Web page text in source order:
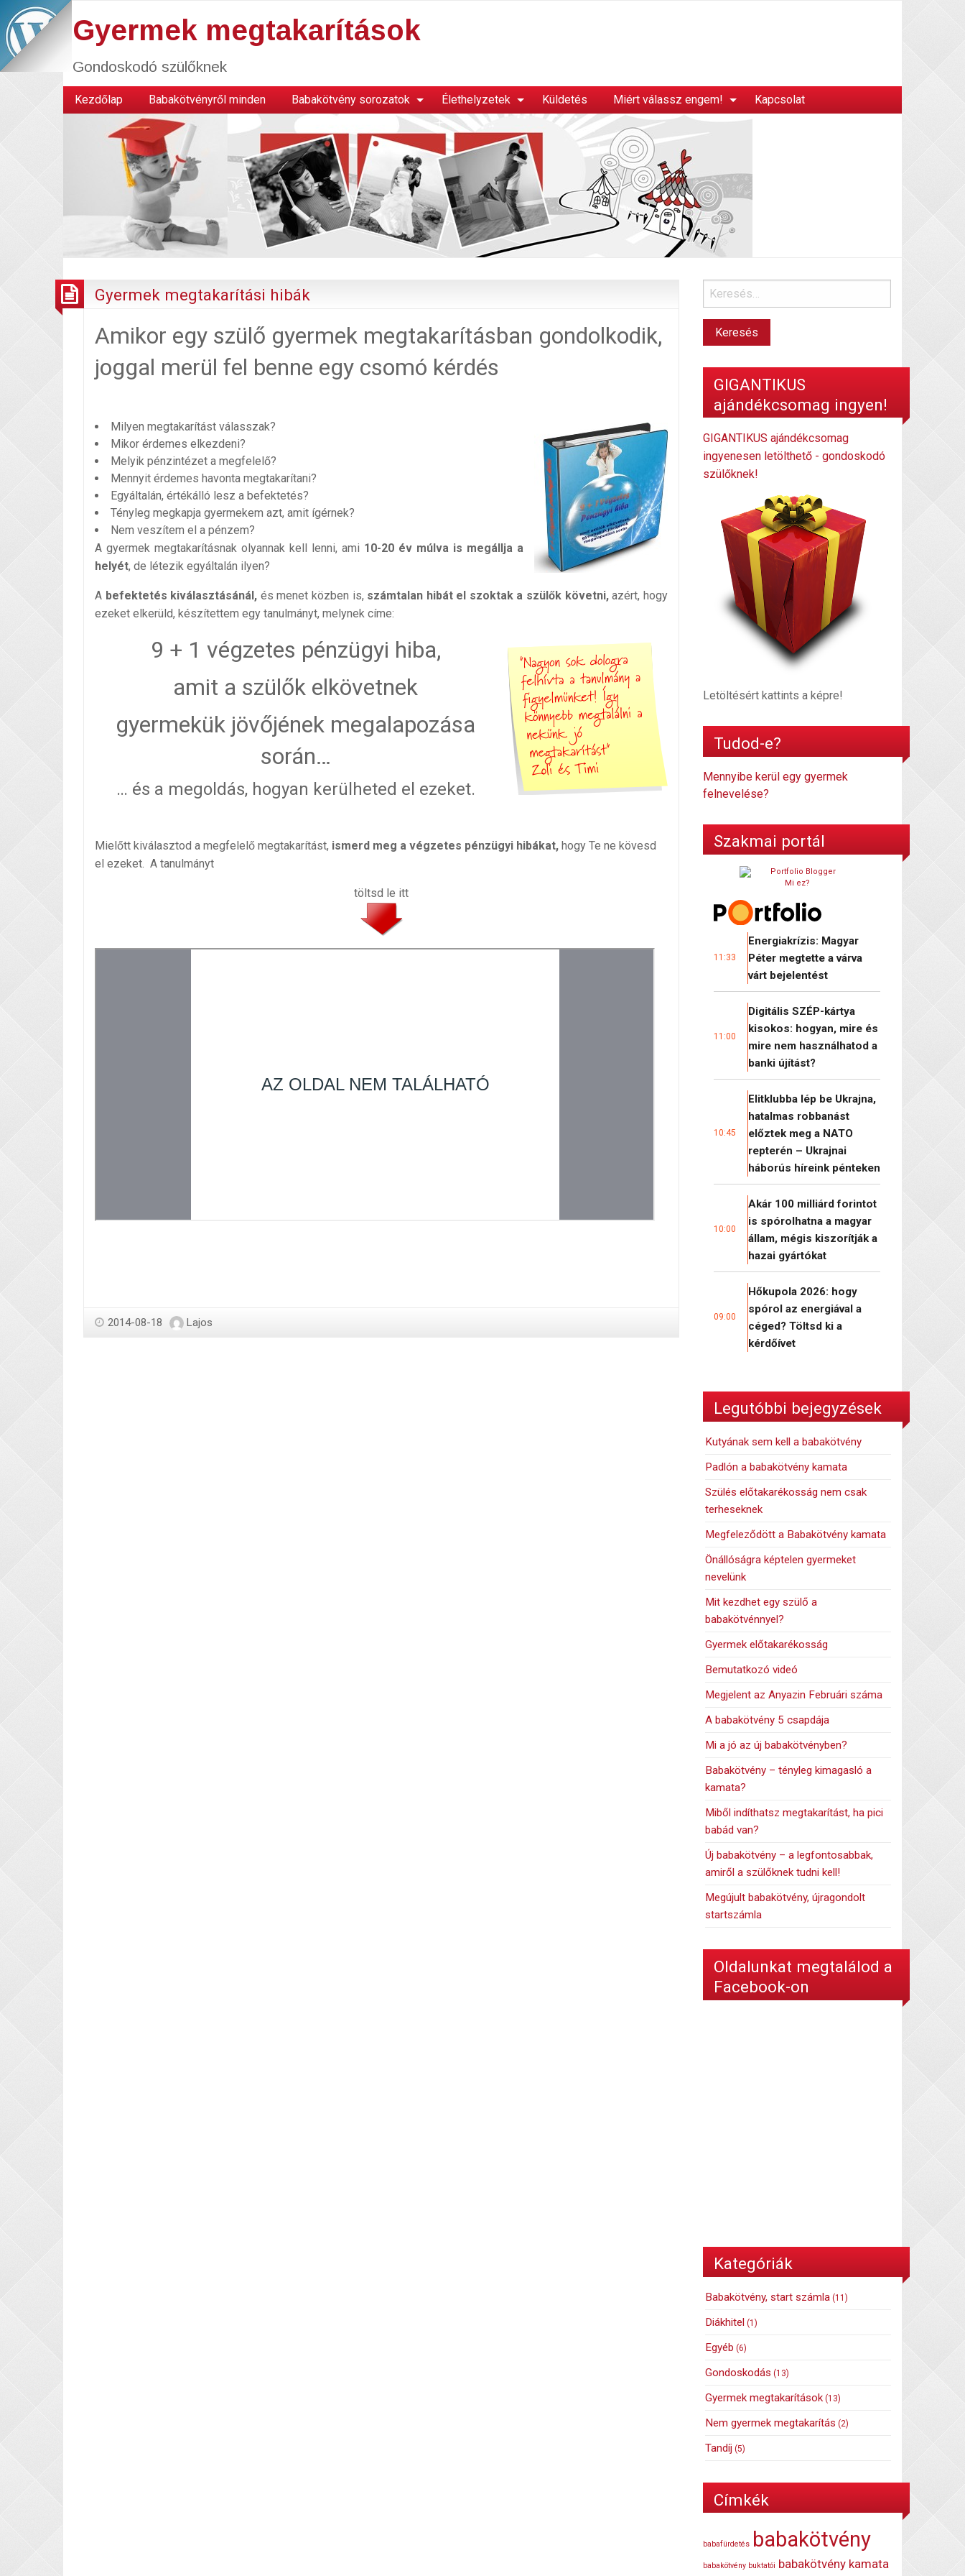
Gyermek megtakarítások
Gondoskodó szülőknek
Kezdőlap Babakötvényről minden Babakötvény sorozatok Élethelyzetek Küldetés Miért válassz engem! Kapcsolat
Gyermek megtakarítási hibák
Amikor egy szülő gyermek megtakarításban gondolkodik,
joggal merül fel benne egy csomó kérdés
Milyen megtakarítást válasszak?
Mikor érdemes elkezdeni?
Melyik pénzintézet a megfelelő?
Mennyit érdemes havonta megtakarítani?
Egyáltalán, értékálló lesz a befektetés?
Tényleg megkapja gyermekem azt, amit ígérnek?
Nem veszítem el a pénzem?
A gyermek megtakarításnak olyannak kell lenni, ami 10-20 év múlva is megállja a
helyét, de létezik egyáltalán ilyen?
A befektetés kiválasztásánál, és menet közben is, számtalan hibát el szoktak a szülők követni,azért, hogy
ezeket elkerüld, készítettem egy tanulmányt, melynek címe:
9 + 1 végzetes pénzügyi hiba,
amit a szülők elkövetnek
gyermekük jövőjének megalapozása
során…
… és a megoldás, hogyan kerülheted el ezeket.
Mielőtt kiválasztod a megfelelő megtakarítást, ismerd meg a végzetes pénzügyi hibákat, hogy Te ne kövesd
el ezeket. A tanulmányt
töltsd le itt
2014-08-18 Lajos
GIGANTIKUS
ajándékcsomag ingyen!
GIGANTIKUS ajándékcsomag
ingyenesen letölthető - gondoskodó
szülőknek!
Letöltésért kattints a képre!
Tudod-e?
Mennyibe kerül egy gyermek
felnevelése?
Szakmai portál
Mi ez?
11:33
Energiakrízis: Magyar
Péter megtette a várva
várt bejelentést
11:00
Digitális SZÉP-kártya
kisokos: hogyan, mire és
mire nem használhatod a
banki újítást?
10:45
Elitklubba lép be Ukrajna,
hatalmas robbanást
előztek meg a NATO
repterén – Ukrajnai
háborús híreink pénteken
10:00
Akár 100 milliárd forintot
is spórolhatna a magyar
állam, mégis kiszorítják a
hazai gyártókat
09:00
Hőkupola 2026: hogy
spórol az energiával a
céged? Töltsd ki a
kérdőívet
Legutóbbi bejegyzések
Kutyának sem kell a babakötvény
Padlón a babakötvény kamata
Szülés előtakarékosság nem csak
terheseknek
Megfeleződött a Babakötvény kamata
Önállóságra képtelen gyermeket
nevelünk
Mit kezdhet egy szülő a
babakötvénnyel?
Gyermek előtakarékosság
Bemutatkozó videó
Megjelent az Anyazin Februári száma
A babakötvény 5 csapdája
Mi a jó az új babakötvényben?
Babakötvény – tényleg kimagasló a
kamata?
Miből indíthatsz megtakarítást, ha pici
babád van?
Új babakötvény – a legfontosabbak,
amiről a szülőknek tudni kell!
Megújult babakötvény, újragondolt
startszámla
Oldalunkat megtalálod a
Facebook-on
Kategóriák
Babakötvény, start számla (11)
Diákhitel (1)
Egyéb (6)
Gondoskodás (13)
Gyermek megtakarítások (13)
Nem gyermek megtakarítás (2)
Tandíj (5)
Címkék
babafürdetés babakötvény
babakötvény buktatói babakötvény kamata